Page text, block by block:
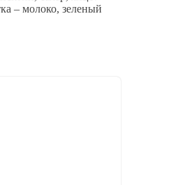
– молоко, зеленый